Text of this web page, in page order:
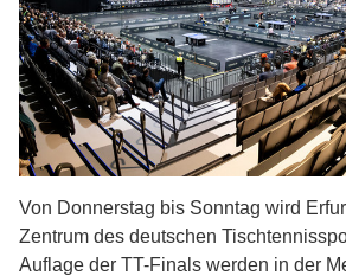
Von Donnerstag bis Sonntag wird
Zentrum des deutschen
Auflage der TT-Finals werden in der